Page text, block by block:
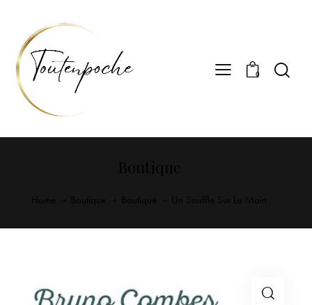
0